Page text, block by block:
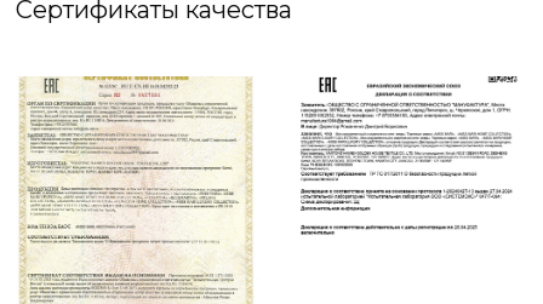
Сертификаты качества